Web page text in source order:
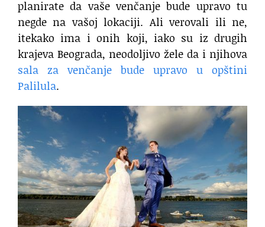
planirate da vaše venčanje bude upravo tu
negde na vašoj lokaciji. Ali verovali ili ne,
itekako ima i onih koji, iako su iz drugih
krajeva Beograda, neodoljivo žele da i njihova
sala za venčanje bude upravo u opštini
Palilula.